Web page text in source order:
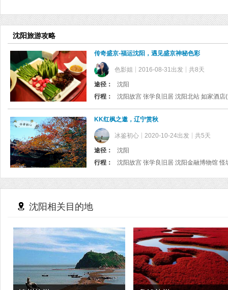
沈阳旅游攻略
传奇盛京-福运沈阳，遇见盛京神秘色彩
色影姐 2016-08-31出发 共8天
途径：
沈阳
行程：
KK红枫之邀，辽宁赏秋
冰鉴初心 2020-10-24出发 共5天
途径：
沈阳
行程：
沈阳故宫 张学良旧居 沈阳金融博物馆 怪
沈阳相关目的地